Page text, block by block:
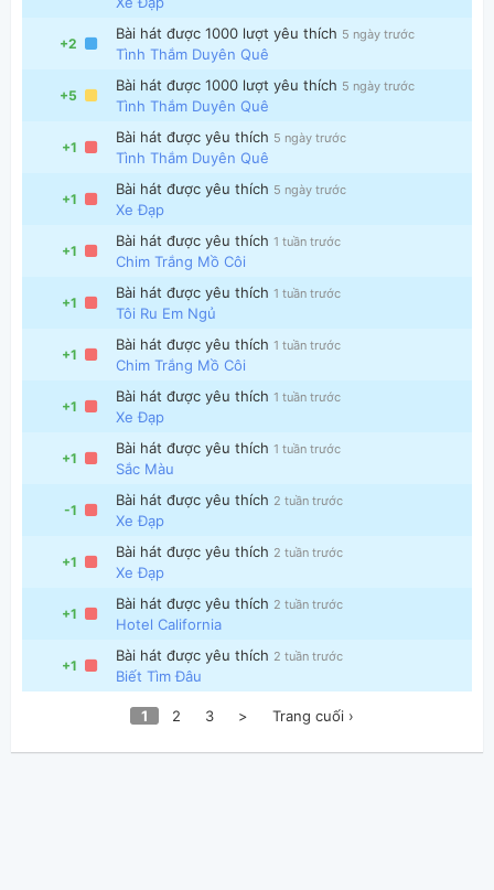
+2
Bài hát được 1000 lượt yêu thích 5 ngày trước
Tình Thắm Duyên Quê
+5
Bài hát được 1000 lượt yêu thích 5 ngày trước
Tình Thắm Duyên Quê
+1
Bài hát được yêu thích 5 ngày trước
Tình Thắm Duyên Quê
+1
Bài hát được yêu thích 5 ngày trước
Xe Đạp
+1
Bài hát được yêu thích 1 tuần trước
Chim Trắng Mồ Côi
+1
Bài hát được yêu thích 1 tuần trước
Tôi Ru Em Ngủ
+1
Bài hát được yêu thích 1 tuần trước
Chim Trắng Mồ Côi
+1
Bài hát được yêu thích 1 tuần trước
Xe Đạp
+1
Bài hát được yêu thích 1 tuần trước
Sắc Màu
-1
Bài hát được yêu thích 2 tuần trước
Xe Đạp
+1
Bài hát được yêu thích 2 tuần trước
Xe Đạp
+1
Bài hát được yêu thích 2 tuần trước
Hotel California
+1
Bài hát được yêu thích 2 tuần trước
Biết Tìm Đâu
1 2 3 > Trang cuối ›